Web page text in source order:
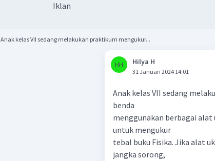
Iklan
Anak kelas VII sedang melakukan praktikum mengukur...
HH Hilya H
31 Januari 2024 14:01
Anak kelas VII sedang
benda
menggunakan berbagai
untuk mengukur
tebal buku Fisika. Jika alat
jangka sorong,